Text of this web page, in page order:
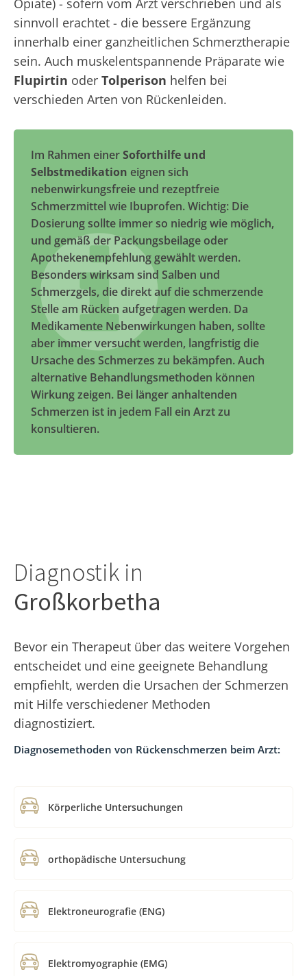
Opiate) - sofern vom Arzt verschrieben und als
sinnvoll erachtet - die bessere Ergänzung
innerhalb einer ganzheitlichen Schmerztherapie
sein. Auch muskelentspannende Präparate wie
Flupirtin oder Tolperison helfen bei
verschieden Arten von Rückenleiden.
Im Rahmen einerSoforthilfe und
Selbstmedikation eignen sich
nebenwirkungsfreie und rezeptfreie
Schmerzmittel wie Ibuprofen. Wichtig: Die
Dosierung sollte immer so niedrig wie möglich,
und gemäß der Packungsbeilage oder
Apothekenempfehlung gewählt werden.
Besonders wirksam sind Salben und
Schmerzgels, die direkt auf die schmerzende
Stelle am Rücken aufgetragen werden. Da
Medikamente Nebenwirkungen haben, sollte
aber immer versucht werden, langfristig die
Ursache des Schmerzes zu bekämpfen. Auch
alternative Behandlungsmethoden können
Wirkung zeigen. Bei länger anhaltenden
Schmerzen ist in jedem Fall ein Arzt zu
konsultieren.
Diagnostik in
Großkorbetha
Bevor ein Therapeut über das weitere Vorgehen
entscheidet und eine geeignete Behandlung
empfiehlt, werden die Ursachen der Schmerzen
mit Hilfe verschiedener Methoden
diagnostiziert.
Diagnosemethoden von Rückenschmerzen beim Arzt:
Körperliche Untersuchungen
orthopädische Untersuchung
Elektroneurografie (ENG)
Elektromyographie (EMG)